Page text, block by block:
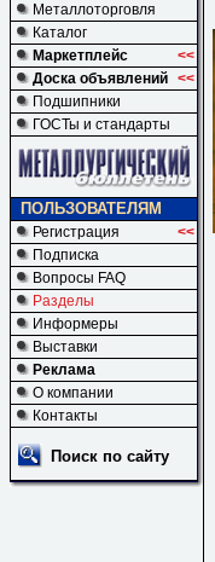
Металлоторговля
Каталог
Маркетплейс
<<
Доска объявлений <<
Подшипники
ГОСТы и стандарты
ПОЛЬЗОВАТЕЛЯМ
Регистрация
<<
Подписка
Вопросы FAQ
Разделы
Информеры
Выставки
Реклама
О компании
Контакты
Поиск по сайту